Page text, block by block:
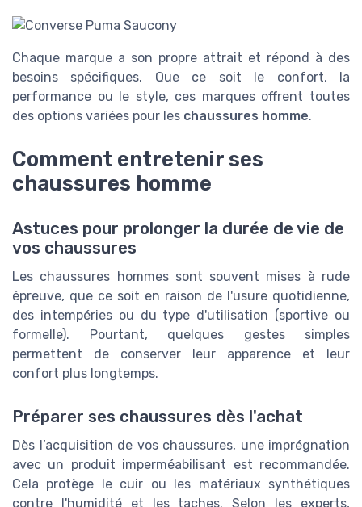
Chaque marque a son propre attrait et répond à des
besoins spécifiques. Que ce soit le confort, la
performance ou le style, ces marques offrent toutes
des options variées pour les chaussures homme.
Comment entretenir ses
chaussures homme
Astuces pour prolonger la durée de vie de
vos chaussures
Les chaussures hommes sont souvent mises à rude
épreuve, que ce soit en raison de l'usure quotidienne,
des intempéries ou du type d'utilisation (sportive ou
formelle). Pourtant, quelques gestes simples
permettent de conserver leur apparence et leur
confort plus longtemps.
Préparer ses chaussures dès l'achat
Dès l’acquisition de vos chaussures, une imprégnation
avec un produit imperméabilisant est recommandée.
Cela protège le cuir ou les matériaux synthétiques
contre l'humidité et les taches. Selon les experts,